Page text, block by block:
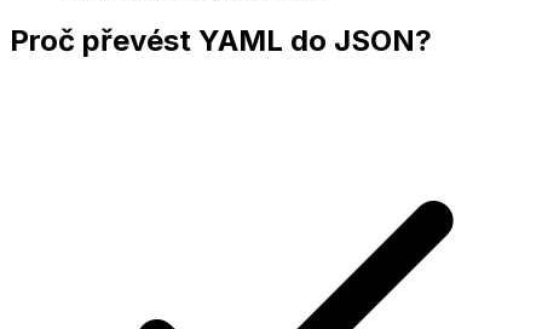
Proč převést YAML do JSON?